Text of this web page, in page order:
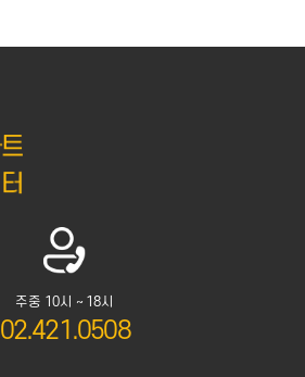
주중 10시 ~ 18시
02.421.0508